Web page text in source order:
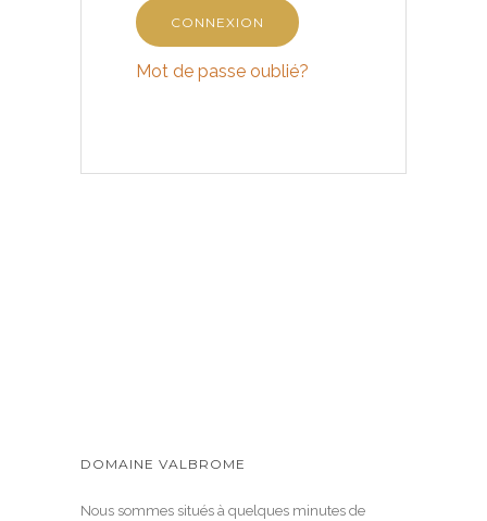
R
E
T
O
I
CONNEXION
Mot de passe oublié?
DOMAINE VALBROME
Nous sommes situés à quelques minutes de